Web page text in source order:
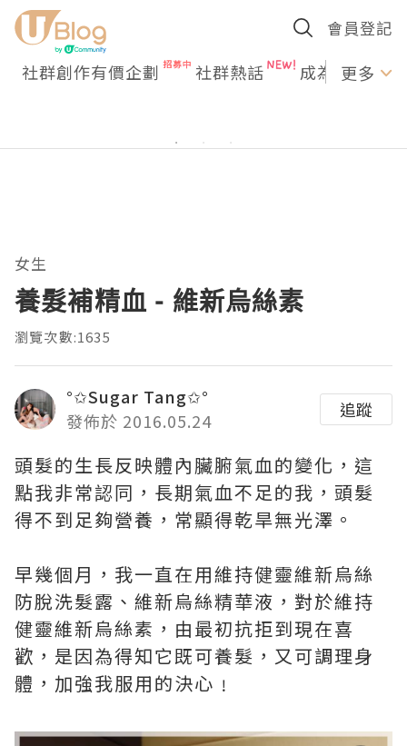
會員登記
社群創作有價企劃 社群熱話 成為U更多
女生
養髮補精血 - 維新烏絲素
瀏覽次數:1635
°✩Sugar Tang✩°
發佈於 2016.05.24
追蹤
頭髮的生長反映體內臟腑氣血的變化，這
點我非常認同，長期氣血不足的我，頭髮
得不到足夠營養，常顯得乾旱無光澤。
早幾個月，我一直在用維持健靈維新烏絲
防脫洗髮露、維新烏絲精華液，對於維持
健靈維新烏絲素，由最初抗拒到現在喜
歡，是因為得知它既可養髮，又可調理身
體，加強我服用的決心﹗